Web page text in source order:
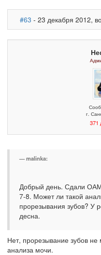
#63 - 23 декабря 2012,
г.
371
malinka:
Добрый день. Сдали
7-8. Может ли такой
прорезывания зубов? У
десна.
Нет, прорезывание зубов не
анализа мочи.